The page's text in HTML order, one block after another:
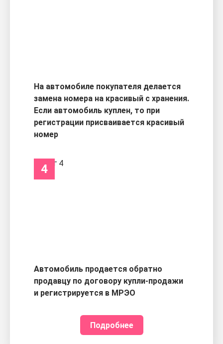
На автомобиле покупателя делается
замена номера на красивый с хранения.
Если автомобиль куплен, то при
регистрации присваивается красивый
номер
4
Автомобиль продается обратно
продавцу по договору купли-продажи
и регистрируется в МРЭО
Подробнее